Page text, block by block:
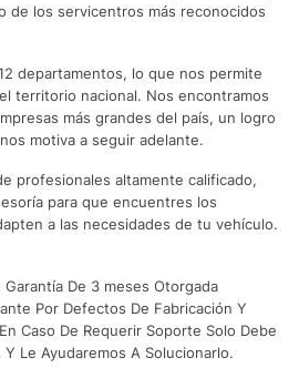
de los servicentros más reconocidos
departamentos, lo que nos permite
territorio nacional. Nos encontramos
más grandes del país, un logro
motiva a seguir adelante.
profesionales altamente calificado,
para que encuentres los
a las necesidades de tu vehículo.
De 3 meses Otorgada
Por Defectos De Fabricación Y
Caso De Requerir Soporte Solo Debe
Le Ayudaremos A Solucionarlo.